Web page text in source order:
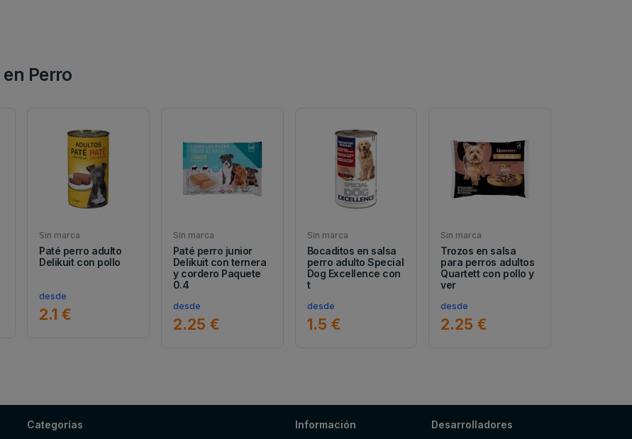
en Perro
Sin marca
Paté perro adulto
Delikuit con pollo
desde
2.1 €
Sin marca
Paté perro junior
Delikuit con ternera
y cordero Paquete
0.4
desde
2.25 €
Sin marca
Bocaditos en salsa
perro adulto Special
Dog Excellence con
t
desde
1.5 €
Sin marca
Trozos en salsa
para perros adultos
Quartett con pollo y
ver
desde
2.25 €
Categorías
Información Desarrolladores